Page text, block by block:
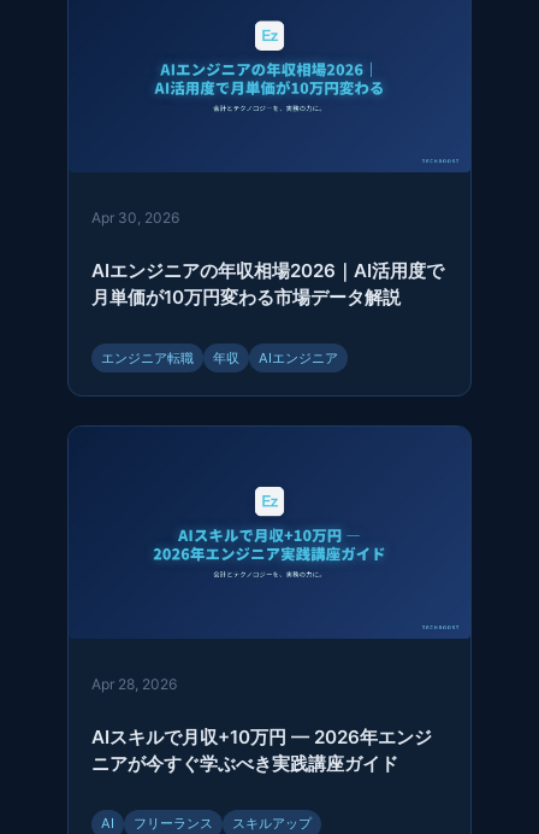
Apr 30, 2026
AIエンジニアの年収相場2026｜AI活用度で
月単価が10万円変わる市場データ解説
エンジニア転職 年収 AIエンジニア
Apr 28, 2026
AIスキルで月収+10万円 — 2026年エンジ
ニアが今すぐ学ぶべき実践講座ガイド
AI フリーランス スキルアップ